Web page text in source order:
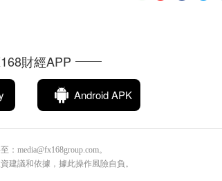
財經APP
Android APK
media@fx168group.com。
建議和依據，據此操作風險自負。